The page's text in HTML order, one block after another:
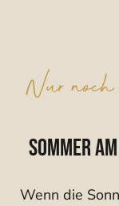
Nur
Sommer
Wenn die